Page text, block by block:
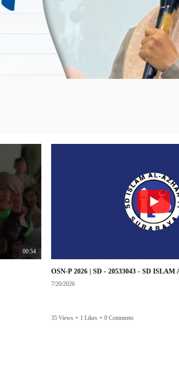
00:54
7/20/2026
35 Views • 1 Likes • 0 Comments